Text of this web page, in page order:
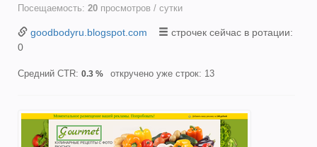
Посещаемость: 20 просмотров / сутки
goodbodyru.blogspot.com
строчек сейчас в ротации:
0
Средний CTR: 0.3 % откручено уже строк: 13